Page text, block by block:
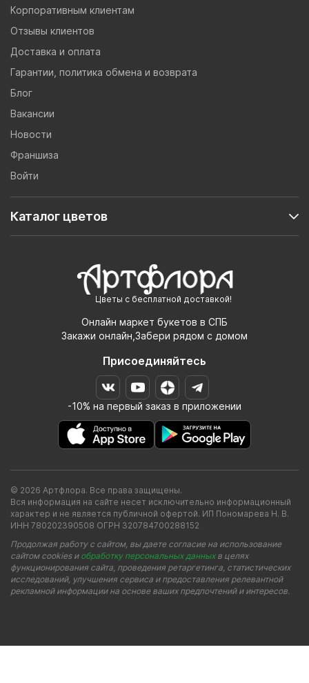
Цветы с бесплатной доставкой!
Онлайн маркет букетов в СПБ
Закажи онлайн,Забери рядом с домом
Присоединяйтесь
-10% на первый заказ в приложении
Корпоративным клиентам
Отзывы клиентов
Доставка и оплата
Гарантии, политика обмена и возврата
Блог
Вакансии
Новости
Франшиза
Войти
Каталог цветов
© 2026 Артфлора. Все права защищены.
Вся информация на сайте несет исключительно информационный
характер и не является публичной офертой. ИП Пономарева Н. В.
ИНН 780202390508 ОГРН 320784700288152
Продолжая работу с сайтом, вы даете согласие на использование
сайтом cookies и обработку персональных данныхв целях
функционирования сайта, проведения ретаргетинга, статистических
исследований, улучшения сервиса и предоставления релевантной
рекламной информации на основе ваших предпочтений и интересов.